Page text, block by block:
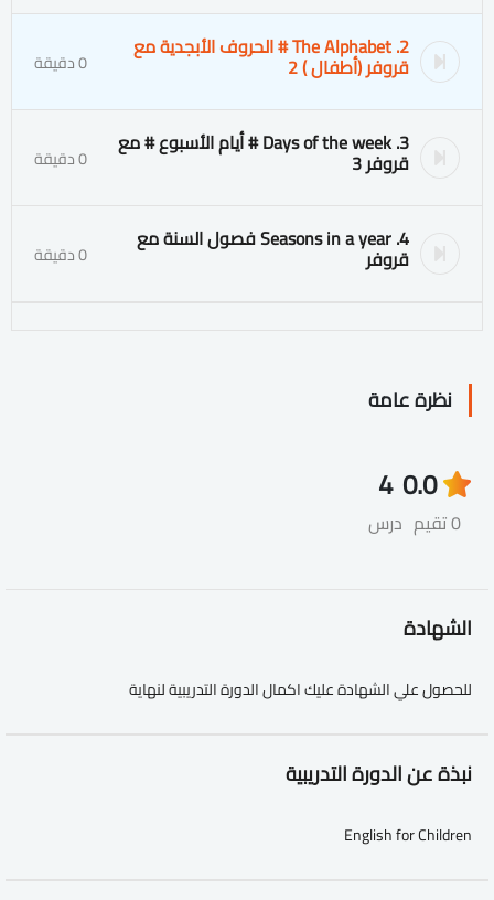
2. The Alphabet # الحروف الأبجدية مع
قروفر (أطفال ) 2 0 دقيقة
3. Days of the week # أيام الأسبوع # مع
قروفر 3 0 دقيقة
4. Seasons in a year فصول السنة مع
قروفر 0 دقيقة
نظرة عامة
0.0
0 تقيم
4
درس
الشهادة
للحصول علي الشهادة عليك اكمال الدورة التدريبية لنهاية
نبذة عن الدورة التدريبية
English for Children